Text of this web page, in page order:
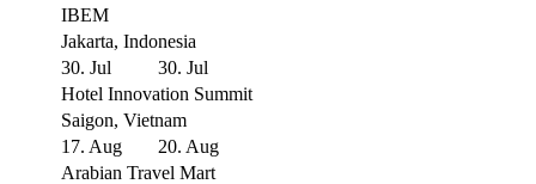
IBEM
Jakarta, Indonesia
30. Jul
30. Jul
Hotel Innovation Summit
Saigon, Vietnam
17. Aug
20. Aug
Arabian Travel Mart